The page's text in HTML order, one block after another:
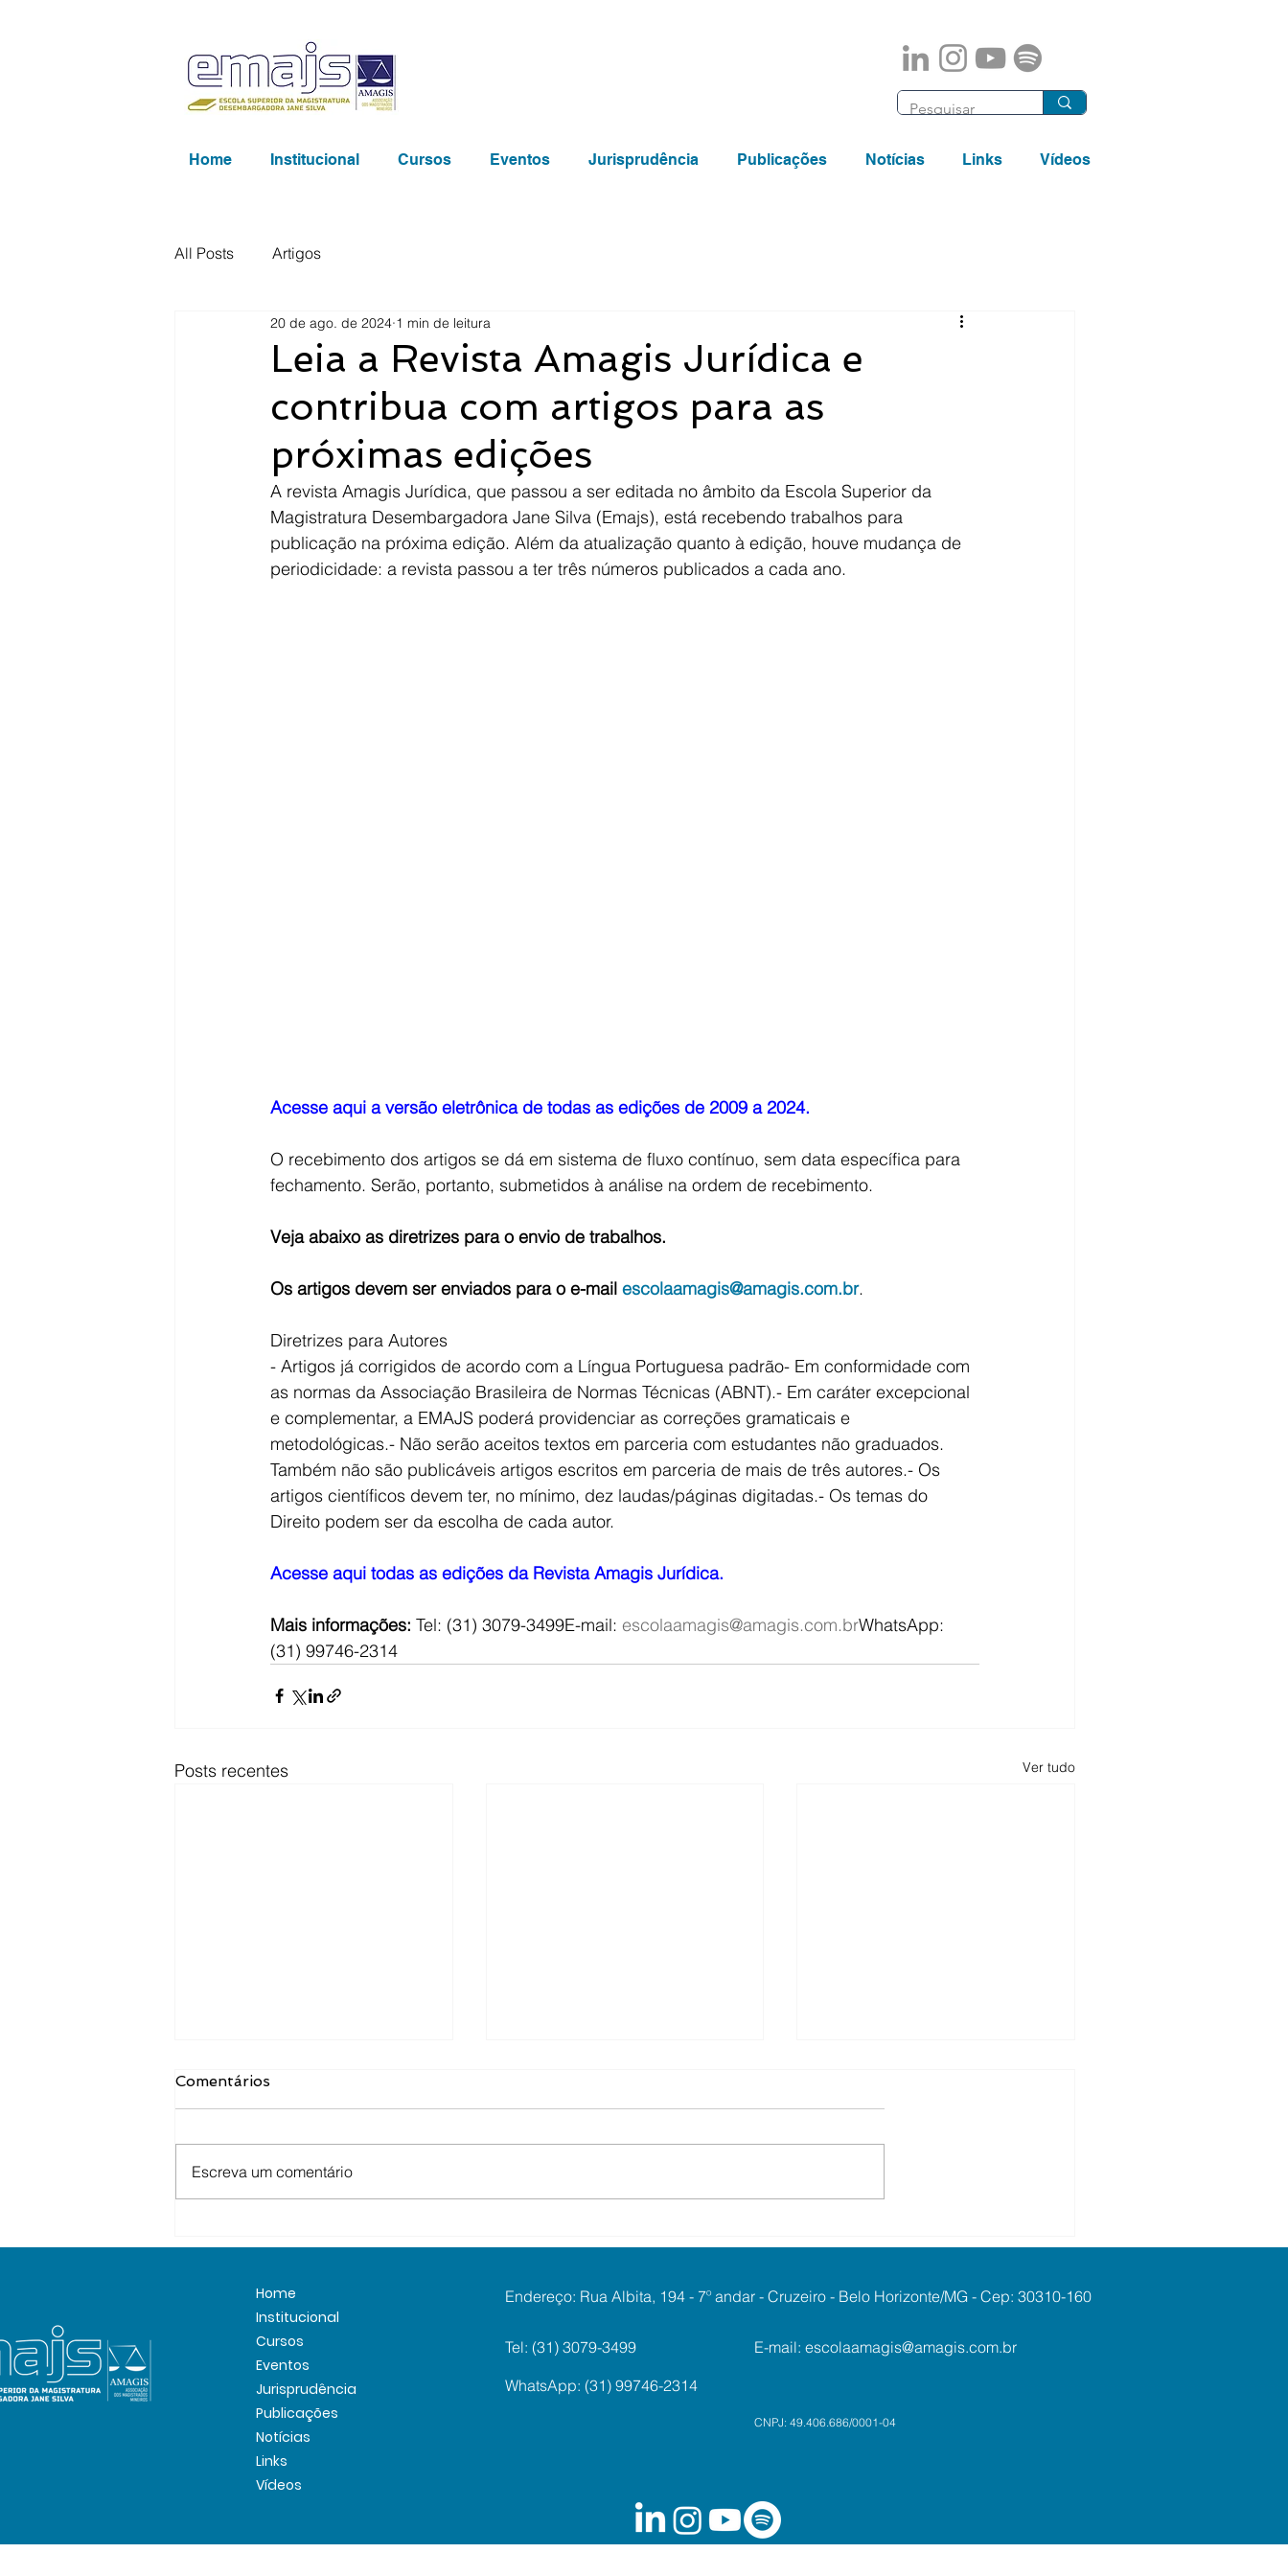
Home Institucional Cursos Eventos Jurisprudência Publicações Notícias Links Vídeos
All Posts Artigos
Leia a Revista Amagis Jurídica e
contribua com artigos para as
próximas edições
20 de ago. de 2024 1 min de leitura
A revista Amagis Jurídica, que passou a ser editada no âmbito da Escola Superior da
Magistratura Desembargadora Jane Silva (Emajs), está recebendo trabalhos para
publicação na próxima edição. Além da atualização quanto à edição, houve mudança de
periodicidade: a revista passou a ter três números publicados a cada ano.
Acesse aqui a versão eletrônica de todas as edições de 2009 a 2024.
O recebimento dos artigos se dá em sistema de fluxo contínuo, sem data específica para
fechamento. Serão, portanto, submetidos à análise na ordem de recebimento.
Veja abaixo as diretrizes para o envio de trabalhos.
Os artigos devem ser enviados para o e-mail escolaamagis@amagis.com.br.
Diretrizes para Autores
- Artigos já corrigidos de acordo com a Língua Portuguesa padrão- Em conformidade com
as normas da Associação Brasileira de Normas Técnicas (ABNT).- Em caráter excepcional
e complementar, a EMAJS poderá providenciar as correções gramaticais e
metodológicas.- Não serão aceitos textos em parceria com estudantes não graduados.
Também não são publicáveis artigos escritos em parceria de mais de três autores.- Os
artigos científicos devem ter, no mínimo, dez laudas/páginas digitadas.- Os temas do
Direito podem ser da escolha de cada autor.
Acesse aqui todas as edições da Revista Amagis Jurídica.
​Mais informações: Tel: (31) 3079-3499E-mail: escolaamagis@amagis.com.brWhatsApp:
(31) 99746-2314
Posts recentes Ver tudo
Abi-Ackel Torres é
programa da Berkeley Law
em curso sobre ‘Vítimas,
Barcelona
debater desafios da
envolvendo criptoativos e
lavagem de dinheiro
Comentários
Escreva um comentário
Home
Institucional
Cursos
Eventos
Jurisprudência
Publicações
Notícias
Links
Vídeos
Endereço: Rua Albita, 194 - 7º andar - Cruzeiro - Belo Horizonte/MG - Cep: 30310-160
Tel: (31) 3079-3499
WhatsApp: (31) 99746-2314
E-mail: escolaamagis@amagis.com.br
CNPJ: 49.406.686/0001-04